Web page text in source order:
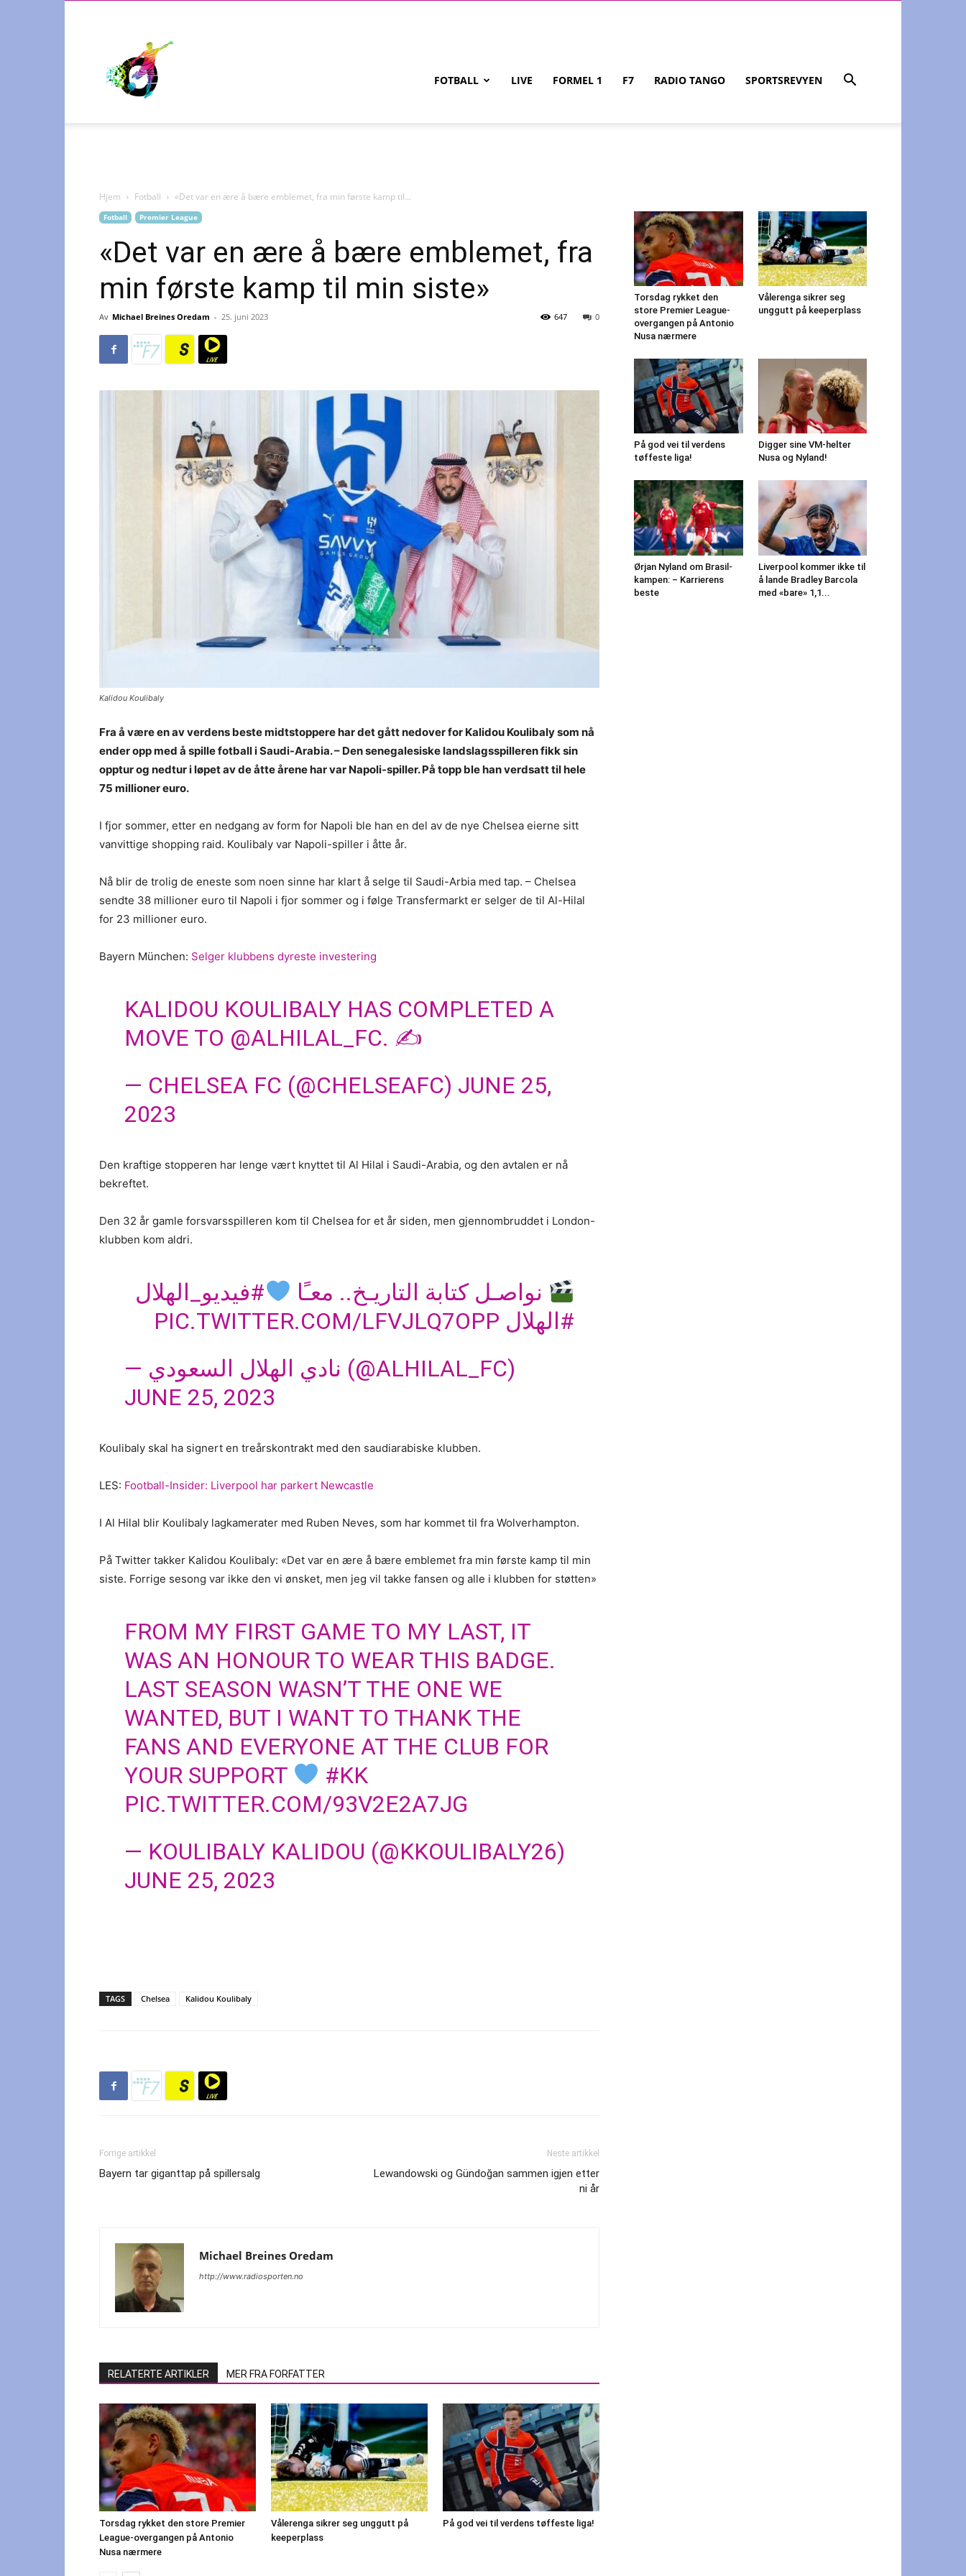
FOTBALL LIVE FORMEL 1 F7 RADIO TANGO SPORTSREVYEN
Hjem Fotball «Det var en ære å bære emblemet, fra min første kamp til...
Fotball Premier League
«Det var en ære å bære emblemet, fra
min første kamp til min siste»
Av Michael Breines Oredam - 25. juni 2023 0
647
Kalidou Koulibaly
Fra å være en av verdens beste midtstoppere har det gått nedover for Kalidou Koulibaly som nå
ender opp med å spille fotball i Saudi-Arabia. – Den senegalesiske landslagsspilleren fikk sin
opptur og nedtur i løpet av de åtte årene har var Napoli-spiller. På topp ble han verdsatt til hele
75 millioner euro.
I fjor sommer, etter en nedgang av form for Napoli ble han en del av de nye Chelsea eierne sitt
vanvittige shopping raid. Koulibaly var Napoli-spiller i åtte år.
Nå blir de trolig de eneste som noen sinne har klart å selge til Saudi-Arbia med tap. – Chelsea
sendte 38 millioner euro til Napoli i fjor sommer og i følge Transfermarkt er selger de til Al-Hilal
for 23 millioner euro.
Bayern München: Selger klubbens dyreste investering
KALIDOU KOULIBALY HAS COMPLETED A
MOVE TO @ALHILAL_FC. ✍️
— CHELSEA FC (@CHELSEAFC) JUNE 25,
2023
Den kraftige stopperen har lenge vært knyttet til Al Hilal i Saudi-Arabia, og den avtalen er nå
bekreftet.
Den 32 år gamle forsvarsspilleren kom til Chelsea for et år siden, men gjennombruddet i London-
klubben kom aldri.
نواصـل كتابة التاريـخ.. معـًا
#فيديو_الهلال
#الهلال PIC.TWITTER.COM/LFVJLQ7OPP
— نادي الهلال السعودي (@ALHILAL_FC)
JUNE 25, 2023
Koulibaly skal ha signert en treårskontrakt med den saudiarabiske klubben.
LES: Football-Insider: Liverpool har parkert Newcastle
I Al Hilal blir Koulibaly lagkamerater med Ruben Neves, som har kommet til fra Wolverhampton.
På Twitter takker Kalidou Koulibaly: «Det var en ære å bære emblemet fra min første kamp til min
siste. Forrige sesong var ikke den vi ønsket, men jeg vil takke fansen og alle i klubben for støtten»
FROM MY FIRST GAME TO MY LAST, IT
WAS AN HONOUR TO WEAR THIS BADGE.
LAST SEASON WASN’T THE ONE WE
WANTED, BUT I WANT TO THANK THE
FANS AND EVERYONE AT THE CLUB FOR
YOUR SUPPORT
#KK
PIC.TWITTER.COM/93V2E2A7JG
— KOULIBALY KALIDOU (@KKOULIBALY26)
JUNE 25, 2023
TAGS Chelsea Kalidou Koulibaly
Forrige artikkel
Bayern tar giganttap på spillersalg
Neste artikkel
Lewandowski og Gündoğan sammen igjen etter
ni år
Michael Breines Oredam
http://www.radiosporten.no
RELATERTE ARTIKLER MER FRA FORFATTER
Torsdag rykket den store Premier
League-overgangen på Antonio
Nusa nærmere
Vålerenga sikrer seg unggutt på
keeperplass
På god vei til verdens tøffeste liga!
Torsdag rykket den
store Premier League-
overgangen på Antonio
Nusa nærmere
Vålerenga sikrer seg
unggutt på keeperplass
På god vei til verdens
tøffeste liga!
Digger sine VM-helter
Nusa og Nyland!
Ørjan Nyland om Brasil-
kampen: – Karrierens
beste
Liverpool kommer ikke til
å lande Bradley Barcola
med «bare» 1,1...